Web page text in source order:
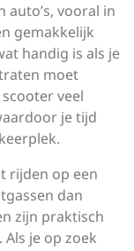
auto’s, vooral in
gemakkelijk
handig is als je
moet
veel
je tijd
rijden op een
dan
zijn praktisch
je op zoek